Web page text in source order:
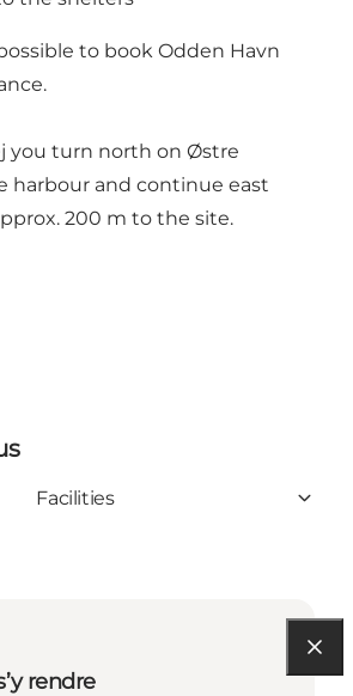
to book Odden Havn
you turn north on Østre
harbour and continue east
200 m to the site.
Facilities
rendre